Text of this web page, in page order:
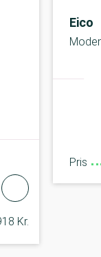
Kr.
Eico
Pris